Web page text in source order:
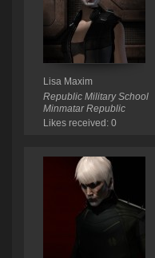
Lisa Maxim
Republic Military School
Minmatar Republic
Likes received: 0